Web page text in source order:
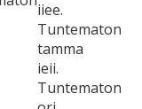
iiee.
Tuntematon
tamma
ieii.
Tuntematon